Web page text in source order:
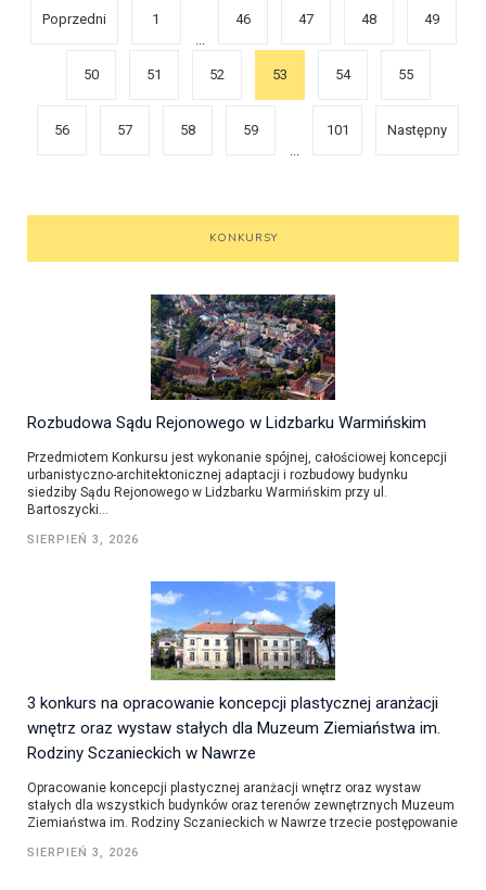
Poprzedni
1
...
46 47 48 49
50 51 52 53 54 55
56 57 58
59
...
101 Następny
KONKURSY
Rozbudowa Sądu Rejonowego w Lidzbarku Warmińskim
Przedmiotem Konkursu jest wykonanie spójnej, całościowej koncepcji
urbanistyczno-architektonicznej adaptacji i rozbudowy budynku
siedziby Sądu Rejonowego w Lidzbarku Warmińskim przy ul.
Bartoszycki...
SIERPIEŃ 3, 2026
3 konkurs na opracowanie koncepcji plastycznej aranżacji
wnętrz oraz wystaw stałych dla Muzeum Ziemiaństwa im.
Rodziny Sczanieckich w Nawrze
Opracowanie koncepcji plastycznej aranżacji wnętrz oraz wystaw
stałych dla wszystkich budynków oraz terenów zewnętrznych Muzeum
Ziemiaństwa im. Rodziny Sczanieckich w Nawrze trzecie postępowanie
SIERPIEŃ 3, 2026